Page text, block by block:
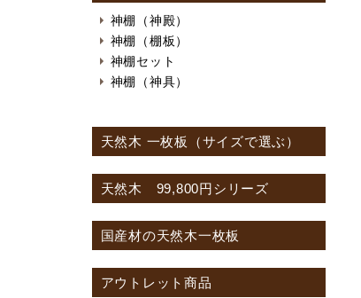
神棚（神殿）
神棚（棚板）
神棚セット
神棚（神具）
天然木 一枚板（サイズで選ぶ）
天然木 99,800円シリーズ
国産材の天然木一枚板
アウトレット商品